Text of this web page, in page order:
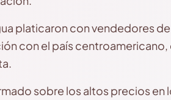
platicaron con vendedores
con el país
sobre los altos precios en